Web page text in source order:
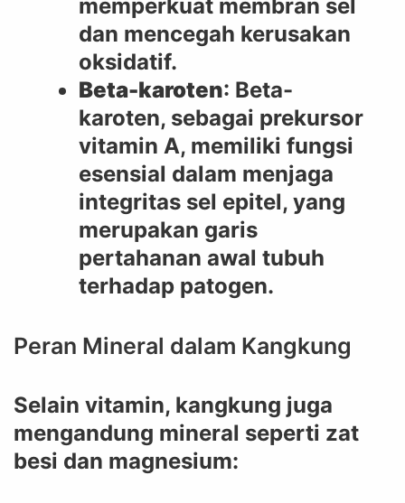
memperkuat membran sel
dan mencegah kerusakan
oksidatif.
Beta-karoten: Beta-
karoten, sebagai prekursor
vitamin A, memiliki fungsi
esensial dalam menjaga
integritas sel epitel, yang
merupakan garis
pertahanan awal tubuh
terhadap patogen.
Peran Mineral dalam Kangkung
Selain vitamin, kangkung juga
mengandung mineral seperti zat
besi dan magnesium: